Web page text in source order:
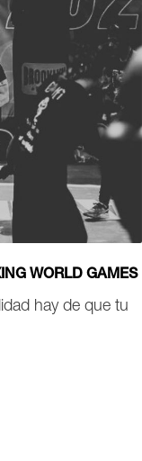
WORLD GAMES
hay de que tu